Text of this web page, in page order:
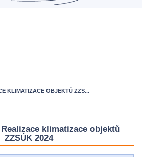
KLIMATIZACE OBJEKTŮ ZZS...
Realizace klimatizace objektů
ZZSÚK 2024